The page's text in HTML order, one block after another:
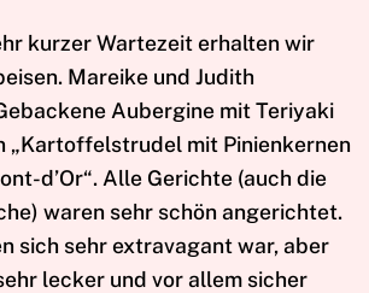
kurzer Wartezeit erhalten wir
Mareike und Judith
Aubergine mit Teriyaki
„Kartoffelstrudel mit Pinienkernen
d’Or“. Alle Gerichte (auch die
waren sehr schön angerichtet.
sich sehr extravagant war, aber
lecker und vor allem sicher